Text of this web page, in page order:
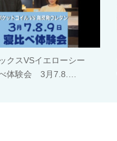
クスVSイエローシー
体験会 3月7.8.…